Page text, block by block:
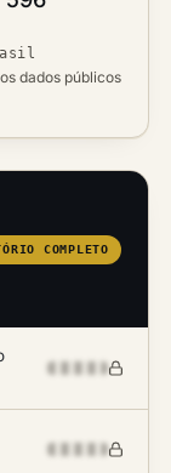
dados públicos
COMPLETO